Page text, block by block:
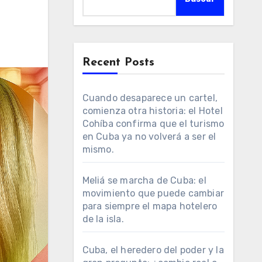
Recent Posts
Cuando desaparece un cartel,
comienza otra historia: el Hotel
Cohíba confirma que el turismo
en Cuba ya no volverá a ser el
mismo.
Meliá se marcha de Cuba: el
movimiento que puede cambiar
para siempre el mapa hotelero
de la isla.
Cuba, el heredero del poder y la